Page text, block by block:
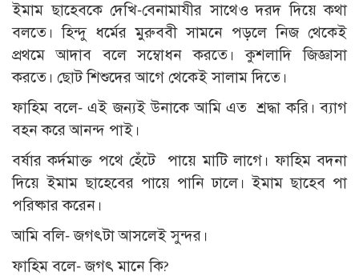
ইমাম ছাহেবকে দেখি-বেনামাযীর সাথেও দরদ দিয়ে কথা
বলতে। হিন্দু ধর্মের মুরুববী সামনে পড়লে নিজ থেকেই
প্রথমে আদাব বলে সম্বোধন করতে। কুশলাদি জিজ্ঞাসা
করতে। ছোট শিশুদের আগে থেকেই সালাম দিতে।
ফাহিম বলে- এই জন্যই উনাকে আমি এত শ্রদ্ধা করি। ব্যাগ
বহন করে আনন্দ পাই।
বর্ষার কর্দমাক্ত পথে হেঁটে পায়ে মাটি লাগে। ফাহিম বদনা
দিয়ে ইমাম ছাহেবের পায়ে পানি ঢালে। ইমাম ছাহেব পা
পরিষ্কার করেন।
আমি বলি- জগৎটা আসলেই সুন্দর।
ফাহিম বলে- জগৎ মানে কি?